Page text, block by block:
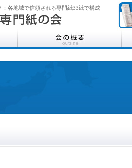
：各地域で信頼される専門紙33紙で構成